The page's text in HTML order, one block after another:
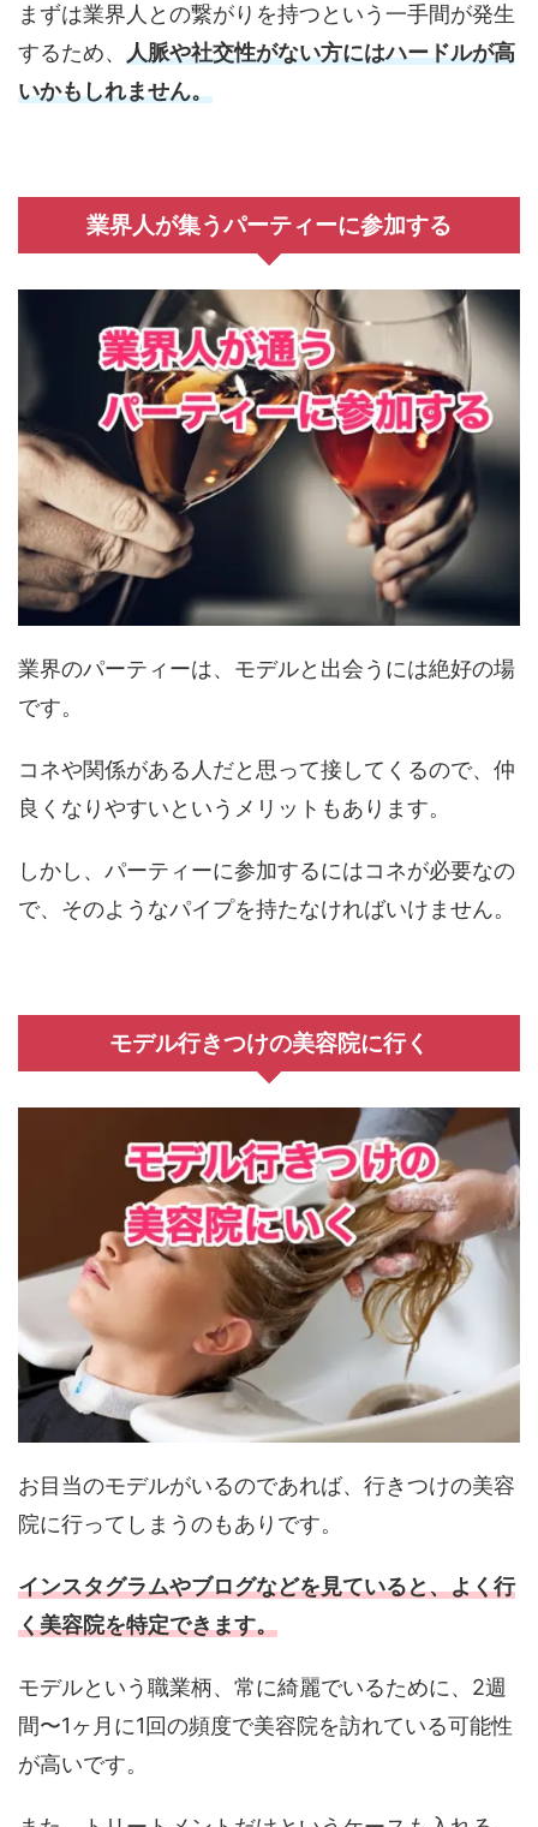
まずは業界人との繋がりを持つという一手間が発生
するため、 人脈や社交性がない方にはハードルが高
いかもしれません。
業界人が集うパーティーに参加する
業界のパーティーは、モデルと出会うには絶好の場
です。
コネや関係がある人だと思って接してくるので、仲
良くなりやすいというメリットもあります。
しかし、パーティーに参加するにはコネが必要なの
で、そのようなパイプを持たなければいけません。
モデル行きつけの美容院に行く
お目当のモデルがいるのであれば、行きつけの美容
院に行ってしまうのもありです。
インスタグラムやブログなどを見ていると、よく行
く美容院を特定できます。
モデルという職業柄、常に綺麗でいるために、2週
間〜1ヶ月に1回の頻度で美容院を訪れている可能性
が高いです。